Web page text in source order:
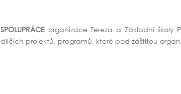
SPOLUPRÁCE organizace Tereza a Základní školy
dílčích projektů, programů, které pod záštitou